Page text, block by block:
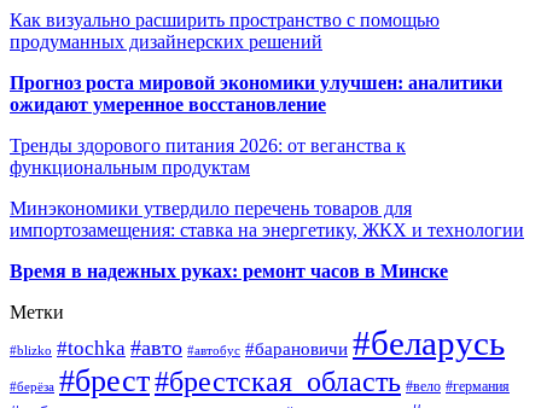
Как визуально расширить пространство с помощью
продуманных дизайнерских решений
Прогноз роста мировой экономики улучшен: аналитики
ожидают умеренное восстановление
Тренды здорового питания 2026: от веганства к
функциональным продуктам
Минэкономики утвердило перечень товаров для
импортозамещения: ставка на энергетику, ЖКХ и технологии
Время в надежных руках: ремонт часов в Минске
Метки
#blizko #tochka #авто #автобус #барановичи #беларусь
#берёза #брест#брестская_область #вело #германия